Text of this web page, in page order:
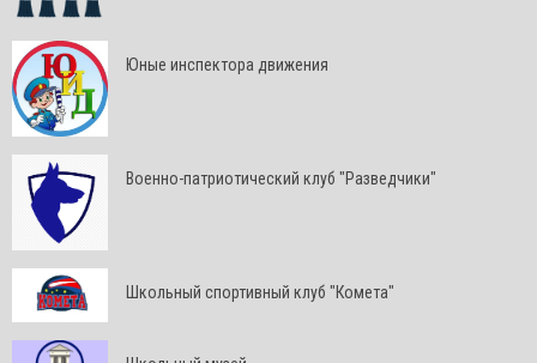
Юные инспектора движения
Военно-патриотический клуб "Разведчики"
Школьный спортивный клуб "Комета"